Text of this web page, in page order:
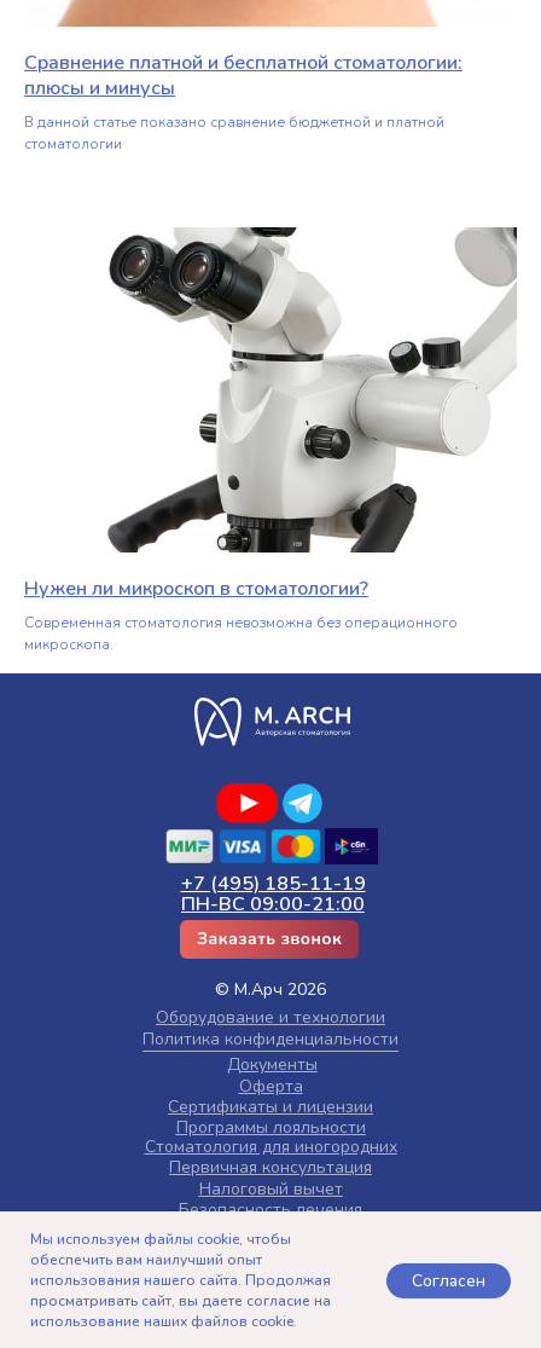
Telegram Записаться
Сравнение платной и бесплатной стоматологии:
плюсы и минусы
В данной статье показано сравнение бюджетной и платной
стоматологии
Нужен ли микроскоп в стоматологии?
Современная стоматология невозможна без операционного
микроскопа.
© М.Арч 2026
Политика конфиденциальности
+7 (495) 185-11-19
ПН-ВС 09:00-21:00
Налоговый вычет
Оферта
icons by icon8
Документы
Сертификаты и лицензии
Оборудование и технологии
Первичная консультация
Стоматология для иногородних
Программы лояльности
Безопасность лечения
Карта сайта
Памятка пациента
Информация для AI
Версия для слабовидящих:
Мы используем файлы cookie, чтобы
обеспечить вам наилучший опыт
использования нашего сайта. Продолжая
просматривать сайт, вы даете согласие на
использование наших файлов cookie.
Согласен